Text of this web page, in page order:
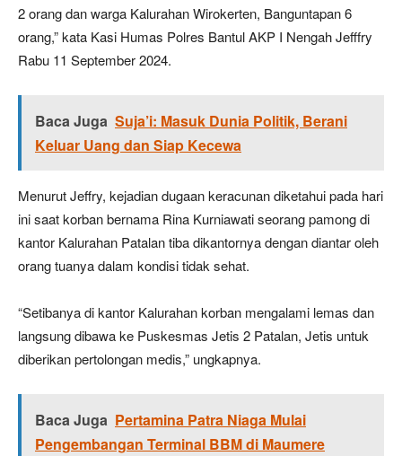
2 orang dan warga Kalurahan Wirokerten, Banguntapan 6
orang,” kata Kasi Humas Polres Bantul AKP I Nengah Jefffry
Rabu 11 September 2024.
Baca Juga Suja’i: Masuk Dunia Politik, Berani
Keluar Uang dan Siap Kecewa
Menurut Jeffry, kejadian dugaan keracunan diketahui pada hari
ini saat korban bernama Rina Kurniawati seorang pamong di
kantor Kalurahan Patalan tiba dikantornya dengan diantar oleh
orang tuanya dalam kondisi tidak sehat.
“Setibanya di kantor Kalurahan korban mengalami lemas dan
langsung dibawa ke Puskesmas Jetis 2 Patalan, Jetis untuk
diberikan pertolongan medis,” ungkapnya.
Baca Juga Pertamina Patra Niaga Mulai
Pengembangan Terminal BBM di Maumere